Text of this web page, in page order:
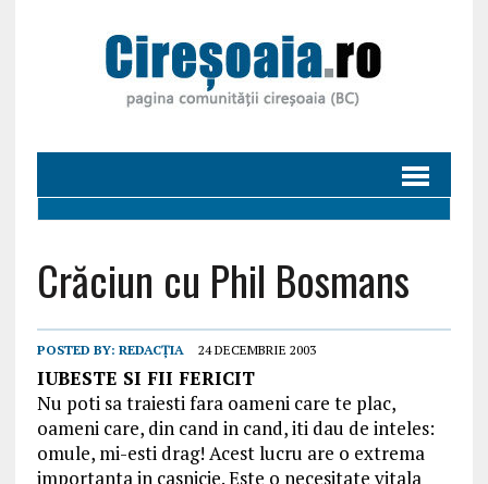
Crăciun cu Phil Bosmans
POSTED BY: REDACȚIA 24 DECEMBRIE 2003
IUBESTE SI FII FERICIT
Nu poti sa traiesti fara oameni care te plac,
oameni care, din cand in cand, iti dau de inteles:
omule, mi-esti drag! Acest lucru are o extrema
importanta in casnicie. Este o necesitate vitala